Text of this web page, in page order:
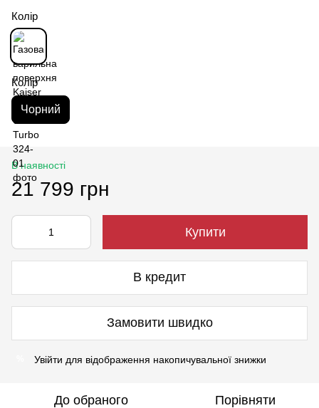
Колір
Колір
Чорний
В наявності
21 799 грн
Купити
В кредит
Замовити швидко
Увійти для відображення накопичувальної знижки
До обраного Порівняти